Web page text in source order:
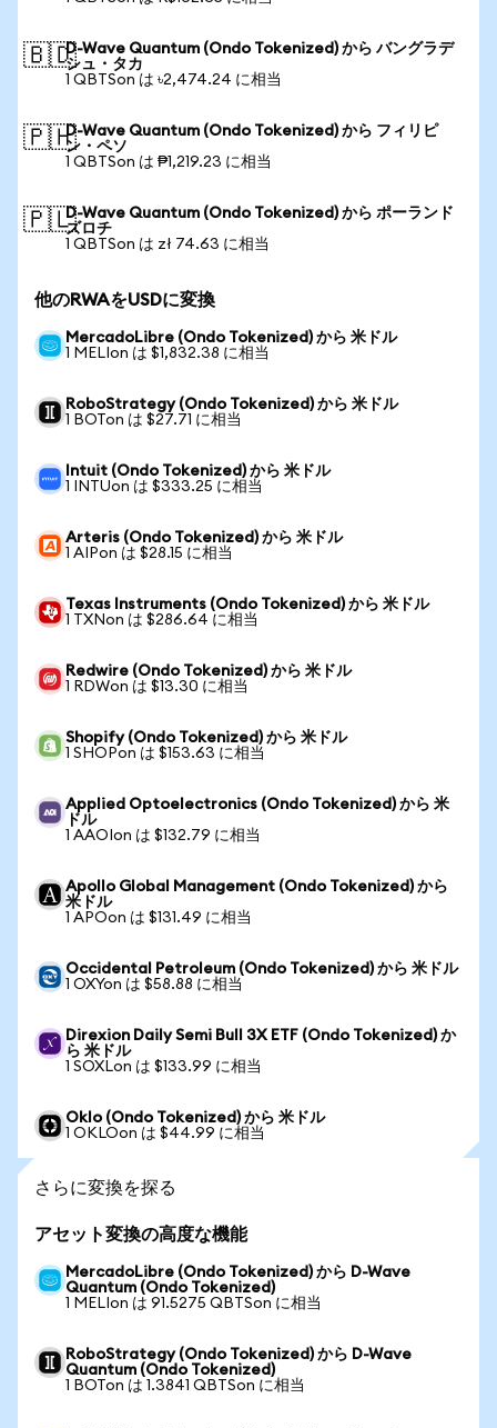
🇧🇩D-Wave Quantum (Ondo Tokenized) から バングラデ
シュ・タカ
1 QBTSon は ৳2,474.24 に相当
🇵🇭D-Wave Quantum (Ondo Tokenized) から フィリピ
ン・ペソ
1 QBTSon は ₱1,219.23 に相当
🇵🇱D-Wave Quantum (Ondo Tokenized) から ポーランド
ズロチ
1 QBTSon は zł 74.63 に相当
他のRWAをUSDに変換
MercadoLibre (Ondo Tokenized) から 米ドル
1 MELIon は $1,832.38 に相当
RoboStrategy (Ondo Tokenized) から 米ドル
1 BOTon は $27.71 に相当
Intuit (Ondo Tokenized) から 米ドル
1 INTUon は $333.25 に相当
Arteris (Ondo Tokenized) から 米ドル
1 AIPon は $28.15 に相当
Texas Instruments (Ondo Tokenized) から 米ドル
1 TXNon は $286.64 に相当
Redwire (Ondo Tokenized) から 米ドル
1 RDWon は $13.30 に相当
Shopify (Ondo Tokenized) から 米ドル
1 SHOPon は $153.63 に相当
Applied Optoelectronics (Ondo Tokenized) から 米
ドル
1 AAOIon は $132.79 に相当
Apollo Global Management (Ondo Tokenized) から
米ドル
1 APOon は $131.49 に相当
Occidental Petroleum (Ondo Tokenized) から 米ドル
1 OXYon は $58.88 に相当
Direxion Daily Semi Bull 3X ETF (Ondo Tokenized) か
ら 米ドル
1 SOXLon は $133.99 に相当
Oklo (Ondo Tokenized) から 米ドル
1 OKLOon は $44.99 に相当
さらに変換を探る
アセット変換の高度な機能
MercadoLibre (Ondo Tokenized) から D-Wave
Quantum (Ondo Tokenized)
1 MELIon は 91.5275 QBTSon に相当
RoboStrategy (Ondo Tokenized) から D-Wave
Quantum (Ondo Tokenized)
1 BOTon は 1.3841 QBTSon に相当